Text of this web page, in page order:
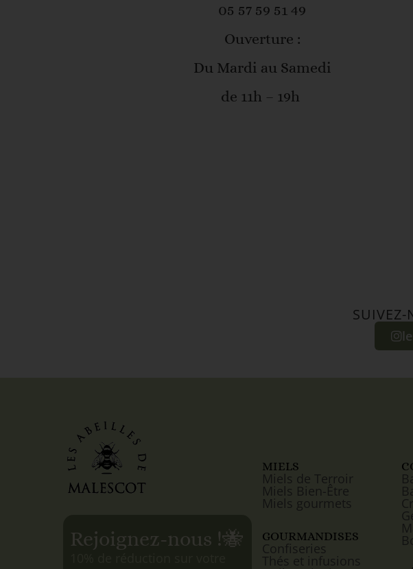
05 57 59 51 49
Ouverture :
Du Mardi au Samedi
de 11h – 19h
SUIVEZ-
Rejoignez-nous !🐝
MIELS
Miels de Terroir
Miels Bien-Être
Miels gourmets
GOURMANDISES
Confiseries
Thés et infusions